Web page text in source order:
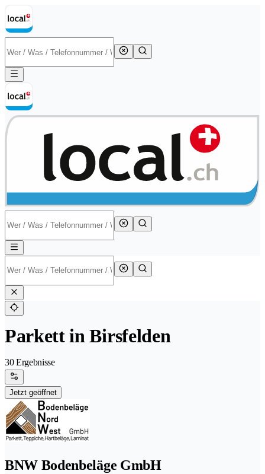
Parkett in Birsfelden
30 Ergebnisse
Jetzt geöffnet
BNW Bodenbeläge GmbH